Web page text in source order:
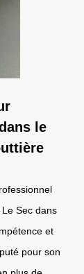
le
Sec dans
et
pour son